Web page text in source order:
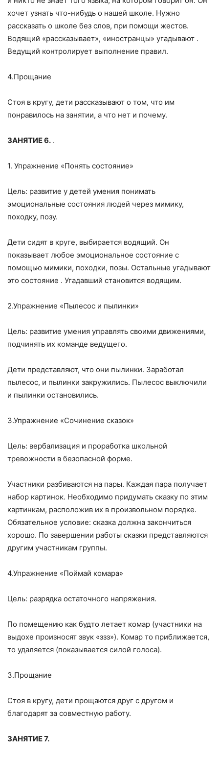
хочет узнать что-нибудь о нашей школе. Нужно
рассказать о школе без слов, при помощи жестов.
Водящий «рассказывает», «иностранцы» угадывают .
Ведущий контролирует выполнение правил.
4.Прощание
Стоя в кругу, дети рассказывают о том, что им
понравилось на занятии, а что нет и почему.
ЗАНЯТИЕ 6. .
1. Упражнение «Понять состояние»
Цель: развитие у детей умения понимать
эмоциональные состояния людей через мимику,
походку, позу.
Дети сидят в круге, выбирается водящий. Он
показывает любое эмоциональное состояние с
помощью мимики, походки, позы. Остальные угадывают
это состояние . Угадавший становится водящим.
2.Упражнение «Пылесос и пылинки»
Цель: развитие умения управлять своими движениями,
подчинять их команде ведущего.
Дети представляют, что они пылинки. Заработал
пылесос, и пылинки закружились. Пылесос выключили
и пылинки остановились.
3.Упражнение «Сочинение сказок»
Цель: вербализация и проработка школьной
тревожности в безопасной форме.
Участники разбиваются на пары. Каждая пара получает
набор картинок. Необходимо придумать сказку по этим
картинкам, расположив их в произвольном порядке.
Обязательное условие: сказка должна закончиться
хорошо. По завершении работы сказки представляются
другим участникам группы.
4.Упражнение «Поймай комара»
Цель: разрядка остаточного напряжения.
По помещению как будто летает комар (участники на
выдохе произносят звук «ззз»). Комар то приближается,
то удаляется (показывается силой голоса).
З.Прощание
Стоя в кругу, дети прощаются друг с другом и
благодарят за совместную работу.
ЗАНЯТИЕ 7.